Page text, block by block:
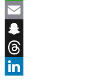
WhatsApp
Email
Snapchat
Threads